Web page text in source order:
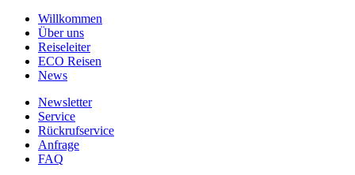
Willkommen
Über uns
Reiseleiter
ECO Reisen
News
Newsletter
Service
Rückrufservice
Anfrage
FAQ